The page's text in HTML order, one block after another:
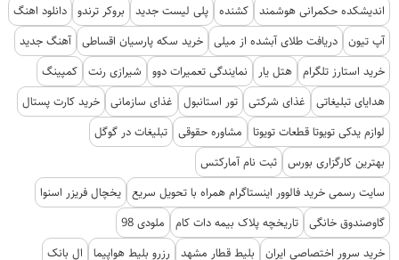
اندیشکده حکمرانی هوشمند کشنده پلی لیست جدید بروکر ترندو دانلود اهنگ
آپ تیون دریافت طلای آبشده از میلی خرید سکه پارسیان اقساطی آهنگ جدید
خرید استارز تلگرام هتل یار نمایندگی تعمیرات دوو شیرازی رنت کمپینگ
هدایای تبلیغاتی
غذای شرکتی تور استانبول غذای سازمانی خرید کارت پستال
لوازم یدکی تویوتا قطعات تویوتا
مشاوره حقوقی تبلیغات در گوگل
بهترین کارگزاری بورس ثبت نام آمارکتس
سایت رسمی خرید فالوور اینستاگرام همراه با تحویل سریع یخچال فریزر اسنوا
گاوصندوق خانگی تاریخچه پلاک بیمه دات کام
ملودی 98
خرید سرور اختصاصی ایران
بلیط قطار مشهد رزرو بلیط هواپیما ال بانک